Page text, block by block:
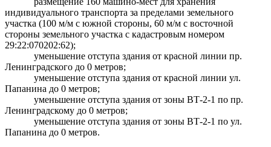
индивидуального транспорта за пределами земельного
участка (100 м/м с южной стороны, 60 м/м с восточной
стороны земельного участка с кадастровым номером
29:22:070202:62);
уменьшение отступа здания от красной линии пр.
Ленинградского до 0 метров;
уменьшение отступа здания от красной линии ул.
Папанина до 0 метров;
уменьшение отступа здания от зоны ВТ-2-1 по пр.
Ленинградскому до 0 метров;
уменьшение отступа здания от зоны ВТ-2-1 по ул.
Папанина до 0 метров.